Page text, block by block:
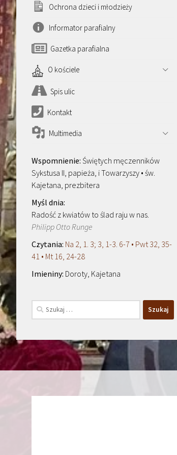
Ochrona dzieci i młodzieży
Informator parafialny
Gazetka parafialna
O kościele
Spis ulic
Kontakt
Multimedia
Świętych męczenników
Sykstusa II, papieża, i Towarzyszy • św.
Kajetana, prezbitera
Radość z kwiatów to ślad raju w nas.
Philipp Otto Runge
Na 2, 1. 3; 3, 1-3. 6-7 • Pwt 32, 35-
41 • Mt 16, 24-28
Doroty, Kajetana
Szukaj: